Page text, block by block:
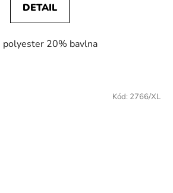
DETAIL
20% bavlna
Kód: 2766/XL